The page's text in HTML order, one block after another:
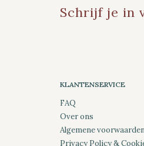
Schrijf je in
KLANTENSERVICE
FAQ
Over ons
Algemene
Privacy Policy &